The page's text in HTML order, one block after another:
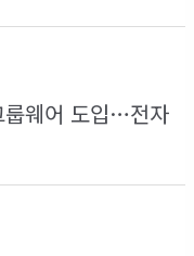
룹웨어 도입…전자